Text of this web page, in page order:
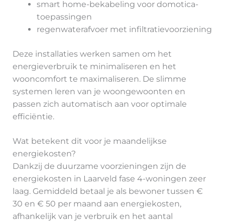
smart home-bekabeling voor domotica-
toepassingen
regenwaterafvoer met infiltratievoorziening
Deze installaties werken samen om het
energieverbruik te minimaliseren en het
wooncomfort te maximaliseren. De slimme
systemen leren van je woongewoonten en
passen zich automatisch aan voor optimale
efficiëntie.
Wat betekent dit voor je maandelijkse
energiekosten?
Dankzij de duurzame voorzieningen zijn de
energiekosten in Laarveld fase 4-woningen zeer
laag. Gemiddeld betaal je als bewoner tussen €
30 en € 50 per maand aan energiekosten,
afhankelijk van je verbruik en het aantal